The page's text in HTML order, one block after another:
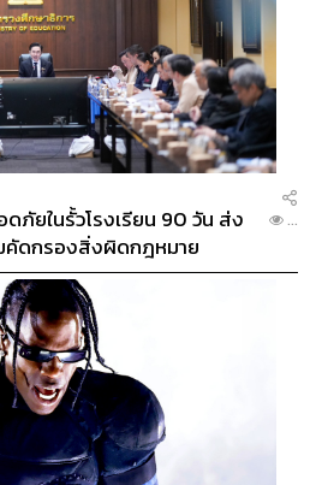
ภัยในรั้วโรงเรียน 90 วัน ส่ง
ดกรองสิ่งผิดกฎหมาย
...